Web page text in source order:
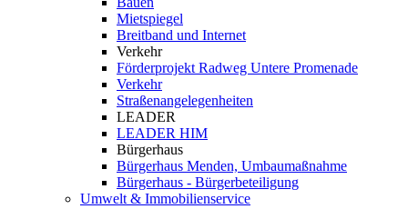
Mietspiegel
Breitband und Internet
Verkehr
Förderprojekt Radweg Untere Promenade
Verkehr
Straßenangelegenheiten
LEADER
LEADER HIM
Bürgerhaus
Bürgerhaus Menden, Umbaumaßnahme
Bürgerhaus - Bürgerbeteiligung
Umwelt & Immobilienservice